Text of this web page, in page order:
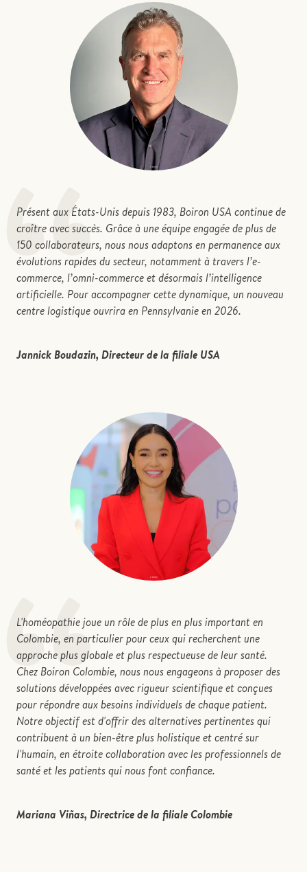
“
Présent aux États-Unis depuis 1983, Boiron USA continue de
croître avec succès. Grâce à une équipe engagée de plus de
150 collaborateurs, nous nous adaptons en permanence aux
évolutions rapides du secteur, notamment à travers l’e-
commerce, l’omni-commerce et désormais l’intelligence
artificielle. Pour accompagner cette dynamique, un nouveau
centre logistique ouvrira en Pennsylvanie en 2026.
Jannick Boudazin, Directeur de la filiale USA
“
L'homéopathie joue un rôle de plus en plus important en
Colombie, en particulier pour ceux qui recherchent une
approche plus globale et plus respectueuse de leur santé.
Chez Boiron Colombie, nous nous engageons à proposer des
solutions développées avec rigueur scientifique et conçues
pour répondre aux besoins individuels de chaque patient.
Notre objectif est d'offrir des alternatives pertinentes qui
contribuent à un bien-être plus holistique et centré sur
l'humain, en étroite collaboration avec les professionnels de
santé et les patients qui nous font confiance.
Mariana Viñas, Directrice de la filiale Colombie